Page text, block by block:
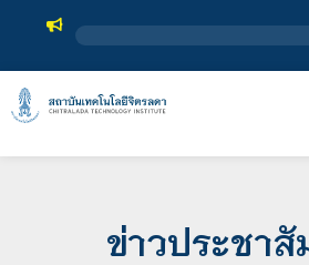
ข่าวประชา